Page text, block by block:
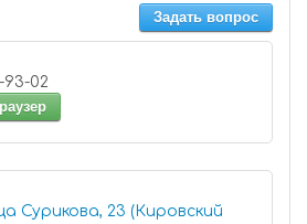
Задать вопрос
64-93-02
Сурикова, 23 (Кировский